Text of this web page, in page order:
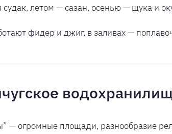
летом — сазан, осенью — щука и
фидер и джиг, в заливах —
— огромные площади, разнообразие